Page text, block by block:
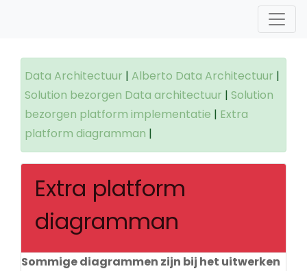
Data Architectuur | Alberto Data Architectuur |
Solution bezorgen Data architectuur | Solution
bezorgen platform implementatie | Extra
platform diagramman |
Extra platform
diagramman
Sommige diagrammen zijn bij het uitwerken